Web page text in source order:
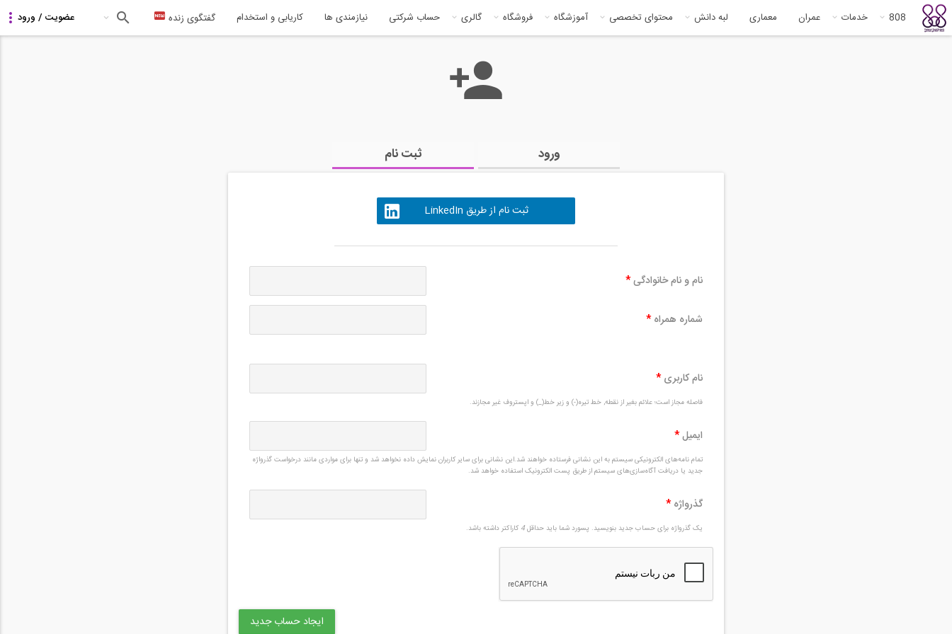
808 خدمات عمران معماری لبه دانش محتوای تخصصی آموزشگاه فروشگاه گالری حساب شرکتی نیازمندی ها کاریابی و استخدام گفتگوی زنده
ورود ثبت نام
ثبت نام از طریق LinkedIn
نام و نام خانوادگی*
شماره همراه *
نام کاربری *
فاصله مجاز است؛ علائم بغیر از نقطه, خط تیره(-) و زیر خط(_) و اپستروف غیر مجازند.
ایمیل*
تمام نامه‌های الکترونیکی سیستم به این نشانی فرستاده خواهند شد.این نشانی برای سایر کاربران نمایش داده نخواهد شد و تنها برای مواردی مانند درخواست گذرواژه
جدید یا دریافت آگاه‌سازی‌های سیستم از طریق پست الکترونیک استفاده خواهد شد.
گذرواژه *
یک گذرواژه برای حساب جدید بنویسید. پسورد شما باید حداقل4 کاراکتر داشته باشد.